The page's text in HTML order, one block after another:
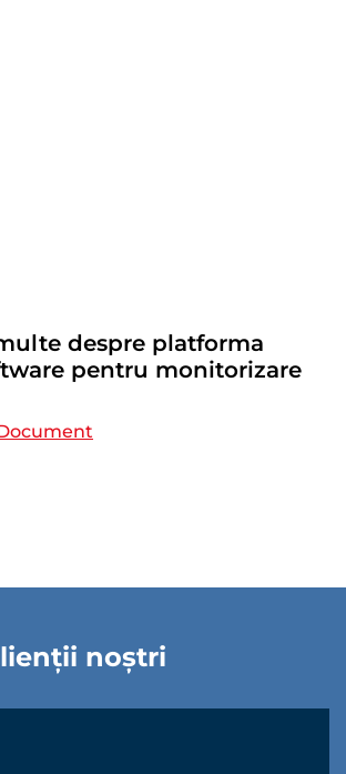
despre platforma
pentru monitorizare
despre platforma noastră
noștri